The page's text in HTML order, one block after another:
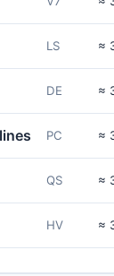
LS ≈
DE ≈
PC ≈
QS ≈
HV ≈